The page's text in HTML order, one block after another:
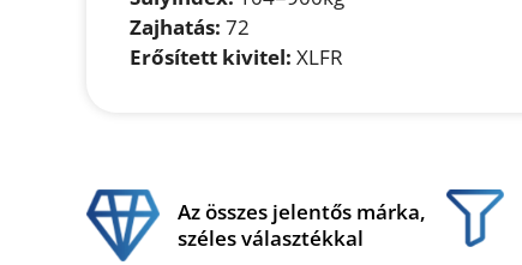
Zajhatás: 72
Erősített kivitel: XLFR
Az összes jelentős márka,
széles választékkal